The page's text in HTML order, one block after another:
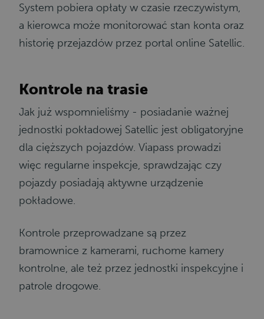
System pobiera opłaty w czasie rzeczywistym,
a kierowca może monitorować stan konta oraz
historię przejazdów przez portal online Satellic.
Kontrole na trasie
Jak już wspomnieliśmy - posiadanie ważnej
jednostki pokładowej Satellic jest obligatoryjne
dla cięższych pojazdów. Viapass prowadzi
więc regularne inspekcje, sprawdzając czy
pojazdy posiadają aktywne urządzenie
pokładowe.
Kontrole przeprowadzane są przez
bramownice z kamerami, ruchome kamery
kontrolne, ale też przez jednostki inspekcyjne i
patrole drogowe.